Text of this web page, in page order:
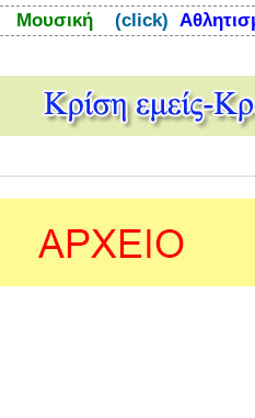
Μουσική (click)